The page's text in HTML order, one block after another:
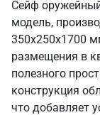
Сейф
модель,
350х250х1700
размещения в
полезного
конструкция
что добавляет